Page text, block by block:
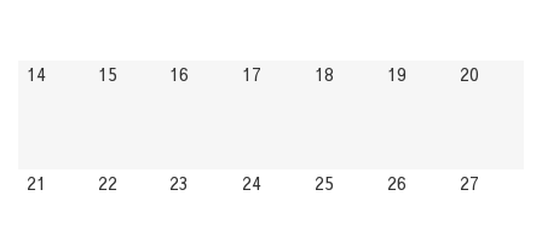
142026.12.14
15 2026.12.15
16 2026.12.16
17 2026.12.17
18 2026.12.18
19 2026.12.19
20
21 2026.12.21
22 2026.12.22
23 2026.12.23
242026.12.24
25 2026.12.25
26 2026.12.26
27